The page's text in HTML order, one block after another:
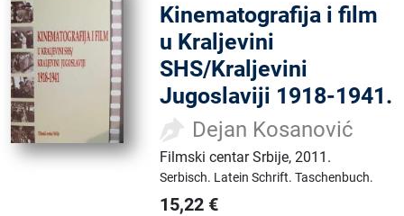
Kinematografija i film
u Kraljevini
SHS/Kraljevini
Jugoslaviji 1918-1941.
Dejan Kosanović
Filmski centar Srbije,2011.
Serbisch. Latein Schrift.Taschenbuch.
15,22 €